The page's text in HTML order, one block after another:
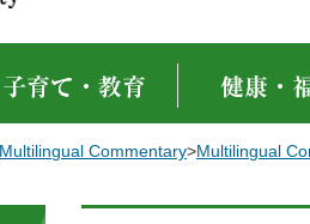
Multilingual Commentary>Multilingual